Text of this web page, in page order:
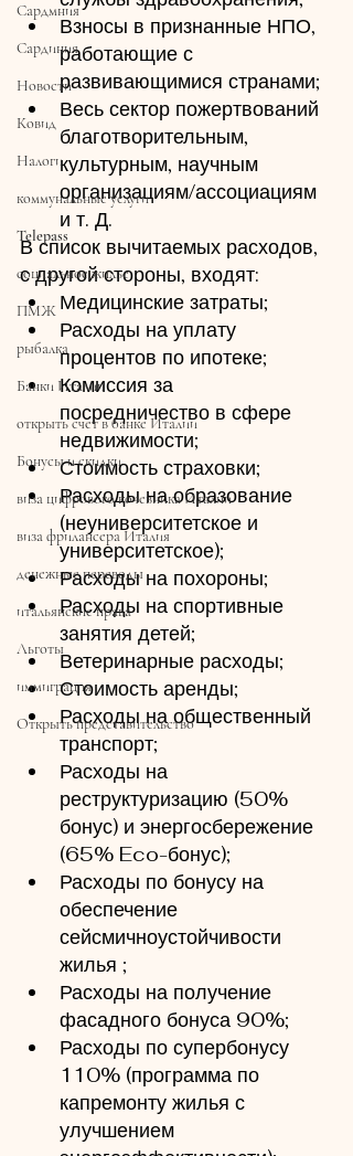
Сардмния
Сардиния
Новости
Ковид
Налоги
коммунальные услуги
Telepass
социальное жилье
ПМЖ
рыбалка
Банки Италии
открыть счет в банке Италии
Бонусы и скидки
виза цифрового кочевника Италии
виза фрилансера Италия
денежные переводы
итальянские права
Льготы
иммиграция
Открыть представительство
Взносы в признанные НПО,
работающие с
развивающимися странами;
Весь сектор пожертвований
благотворительным,
культурным, научным
организациям/ассоциациям
и т. Д.
В список вычитаемых расходов,
с другой стороны, входят:
Медицинские затраты;
Расходы на уплату
процентов по ипотеке;
Комиссия за
посредничество в сфере
недвижимости;
Стоимость страховки;
Расходы на образование
(неуниверситетское и
университетское);
Расходы на похороны;
Расходы на спортивные
занятия детей;
Ветеринарные расходы;
Стоимость аренды;
Расходы на общественный
транспорт;
Расходы на
реструктуризацию (50%
бонус) и энергосбережение
(65% Eco-бонус);
Расходы по бонусу на
обеспечение
сейсмичноустойчивости
жилья ;
Расходы на получение
фасадного бонуса 90%;
Расходы по супербонусу
110% (программа по
капремонту жилья с
улучшением